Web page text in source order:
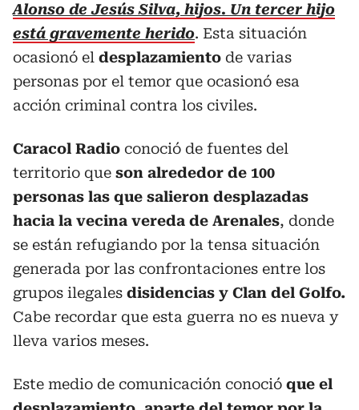
Alonso de Jesús Silva, hijos. Un tercer hijo
está gravemente herido. Esta situación
ocasionó el desplazamiento de varias
personas por el temor que ocasionó esa
acción criminal contra los civiles.
Caracol Radio conoció de fuentes del
territorio que son alrededor de 100
personas las que salieron desplazadas
hacia la vecina vereda de Arenales, donde
se están refugiando por la tensa situación
generada por las confrontaciones entre los
grupos ilegales disidencias y Clan del Golfo.
Cabe recordar que esta guerra no es nueva y
lleva varios meses.
Este medio de comunicación conoció que el